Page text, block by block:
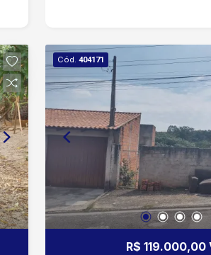
Cód. 404171
R$ 119.000,00